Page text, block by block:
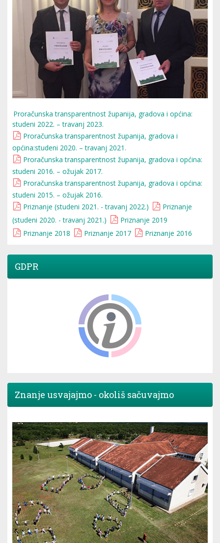
Proračunska transparentnost županija, gradova i općina:
studeni 2022. – travanj 2023.
Proračunska transparentnost županija, gradova i
općina:studeni 2020. – travanj 2021.
Proračunska transparentnost županija, gradova i općina:
studeni 2016. – ožujak 2017.
Proračunska transparentnost županija, gradova i općina:
studeni 2015. – ožujak 2016.
Priznanje (studeni 2021. - travanj 2022.)
Priznanje
(studeni 2020. - travanj 2021.)
Priznanje 2019
Priznanje 2018
Priznanje 2017 Priznanje 2016
GDPR
Znanje usvajajmo - okoliš sačuvajmo